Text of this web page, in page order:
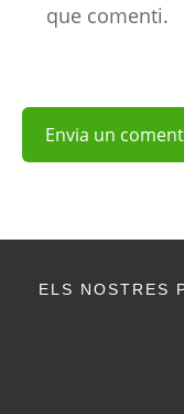
que comenti.
ELS NOSTRES